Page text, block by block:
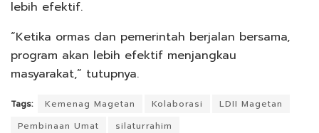
lebih efektif.
“Ketika ormas dan pemerintah berjalan bersama,
program akan lebih efektif menjangkau
masyarakat,” tutupnya.
Tags: Kemenag Magetan Kolaborasi
LDII Magetan
Pembinaan Umat
silaturrahim